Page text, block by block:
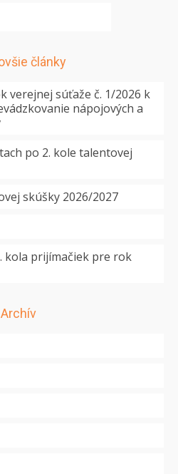
články
verejnej súťaže č. 1/2026 k
nápojových a
po 2. kole talentovej
skúšky 2026/2027
kola prijímačiek pre rok
Archív